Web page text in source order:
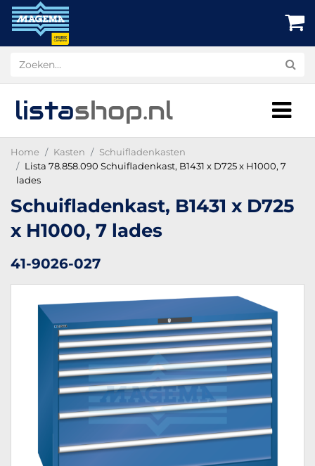
listashop.nl
Home Kasten
Schuifladenkasten
Lista 78.858.090 Schuifladenkast, B1431 x D725 x H1000, 7
lades
Schuifladenkast, B1431 x D725
x H1000, 7 lades
41-9026-027